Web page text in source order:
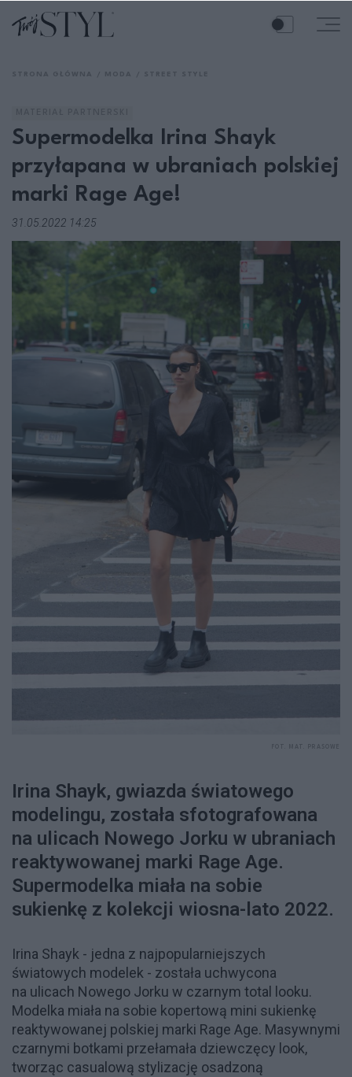
Supermodelka Irina Shayk
przyłapana w ubraniach polskiej
marki Rage Age!
31.05.2022 14:25
Irina Shayk, gwiazda światowego
modelingu, została sfotografowana
na ulicach Nowego Jorku w ubraniach
reaktywowanej marki Rage Age.
Supermodelka miała na sobie
sukienkę z kolekcji wiosna-lato 2022.
Irina Shayk - jedna z najpopularniejszych
światowych modelek - została uchwycona
na ulicach Nowego Jorku w czarnym total looku.
Modelka miała na sobie kopertową mini sukienkę
reaktywowanej polskiej marki Rage Age. Masywnymi
czarnymi botkami przełamała dziewczęcy look,
tworząc casualową stylizację osadzoną